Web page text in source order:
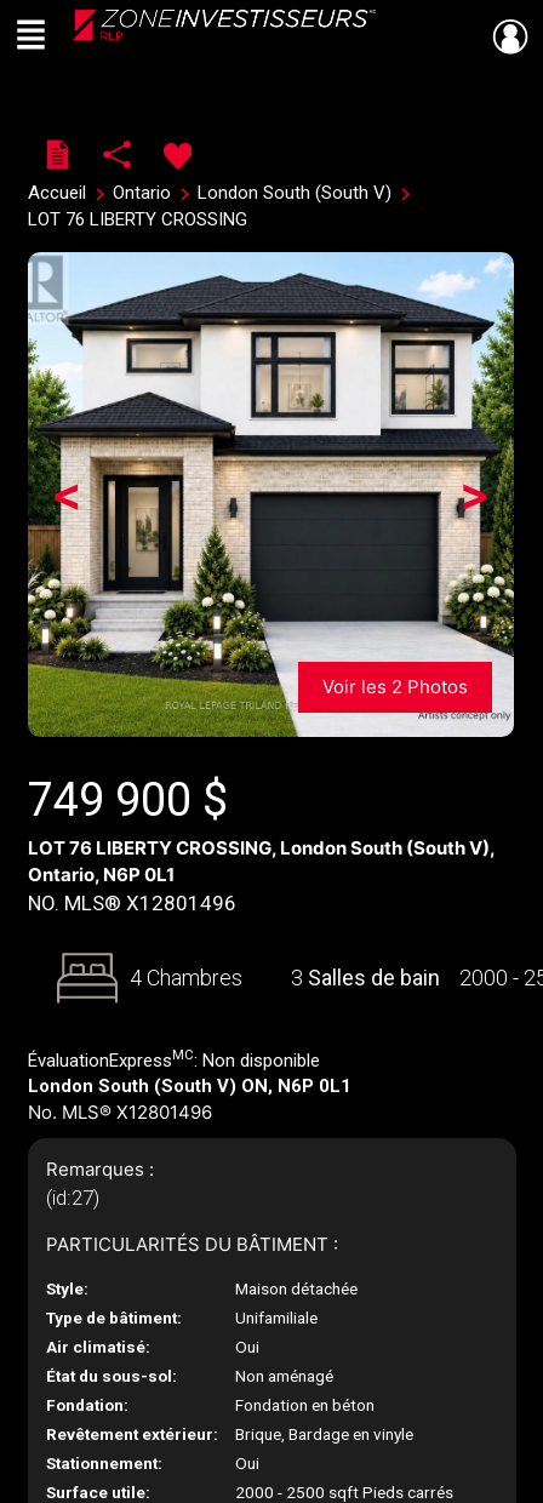
Live
En Direct
Menu
Accueil Ontario
London South (South V)
LOT 76 LIBERTY CROSSING
>
<
Voir les 2 Photos
749 900 $
LOT 76 LIBERTY CROSSING, London South (South V),
Ontario, N6P 0L1
NO. MLS® X12801496
4 Chambres 3 Salles de bain 2000 -
ÉvaluationExpress MC: Non disponible
London South (South V) ON, N6P 0L1
No. MLS® X12801496
Remarques :
(id:27)
PARTICULARITÉS DU BÂTIMENT :
Style:
Maison détachée
Type de bâtiment:
Unifamiliale
Air climatisé:
Oui
État du sous-sol:
Non aménagé
Fondation:
Fondation en béton
Revêtement extérieur:
Brique, Bardage en vinyle
Stationnement:
Oui
Surface utile:
2000 - 2500 sqft Pieds carrés